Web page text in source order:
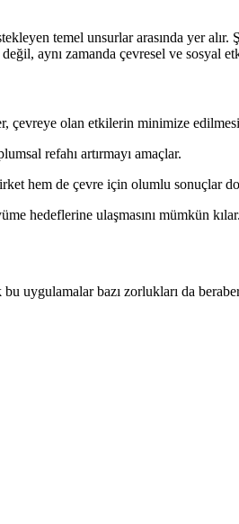
temel unsurlar arasında yer
aynı zamanda çevresel ve sosyal
çevreye olan etkilerin minimize
refahı artırmayı amaçlar.
hem de çevre için olumlu sonuçlar
hedeflerine ulaşmasını mümkün kılar.
bazı zorlukları da